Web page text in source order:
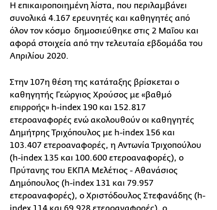
Η επικαιροποιημένη λίστα, που περιλαμβάνει
συνολικά 4.167 ερευνητές και καθηγητές από
όλον τον κόσμο δημοσιεύθηκε στις 2 Μαΐου και
αφορά στοιχεία από την τελευταία εβδομάδα του
Απριλίου 2020.
Στην 107η θέση της κατάταξης βρίσκεται ο
καθηγητής Γεώργιος Χρούσος με «βαθμό
επιρροής» h-index 190 και 152.817
ετεροαναφορές ενώ ακολουθούν οι καθηγητές
Δημήτρης Τριχόπουλος με h-index 156 και
103.407 ετεροαναφορές, η Αντωνία Τριχοπούλου
(h-index 135 και 100.600 ετεροαναφορές), ο
Πρύτανης του ΕΚΠΑ Μελέτιος - Αθανάσιος
Δημόπουλος (h-index 131 και 79.957
ετεροαναφορές), ο Χριστόδουλος Στεφανάδης (h-
index 114 και 69.928 ετεροαναφορές), ο